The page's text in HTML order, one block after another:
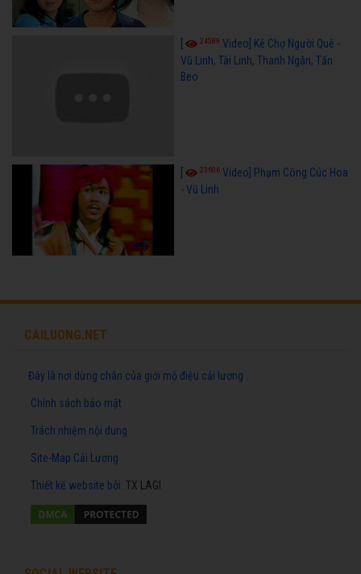
24589 Video] Kẻ Chợ Người Quê -
Vũ Linh, Tài Linh, Thanh Ngân, Tấn
Beo
23606 Video] Phạm Công Cúc Hoa
- Vũ Linh
CAILUONG.NET
Đây là nơi dừng chân của giới mộ điệu cải lương
Chính sách bảo mật
Trách nhiệm nội dung
Site-Map Cải Lương
Thiết kế website bởi: TX LAGI